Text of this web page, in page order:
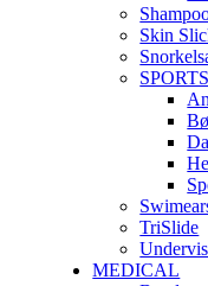
Skin
TriSlide
MEDICAL